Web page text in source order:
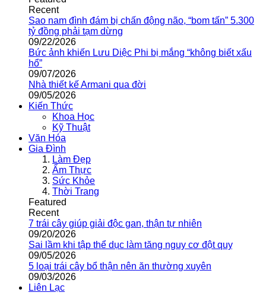
Recent
Sao nam đình đám bị chấn động não, “bom tấn” 5.300
tỷ đồng phải tạm dừng
09/22/2026
Bức ảnh khiến Lưu Diệc Phi bị mắng “không biết xấu
hổ”
09/07/2026
Nhà thiết kế Armani qua đời
09/05/2026
Kiến Thức
Khoa Học
Kỹ Thuật
Văn Hóa
Gia Đình
Làm Đẹp
Ẩm Thực
Sức Khỏe
Thời Trang
Featured
Recent
7 trái cây giúp giải độc gan, thận tự nhiên
09/20/2026
Sai lầm khi tập thể dục làm tăng nguy cơ đột quỵ
09/05/2026
5 loại trái cây bổ thận nên ăn thường xuyên
09/03/2026
Liên Lạc